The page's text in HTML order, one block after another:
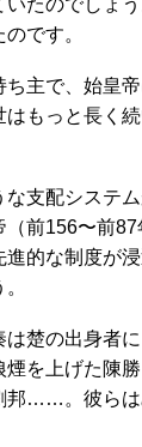
です。
ち主で、始皇
はもっと長く
な支配システ
（前156〜前
進的な制度が
楚の出身者
を上げた陳
邦……。彼ら